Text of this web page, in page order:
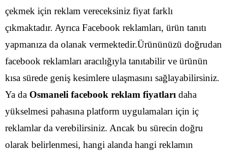
çekmek için reklam vereceksiniz fiyat farklı
çıkmaktadır. Ayrıca Facebook reklamları, ürün tanıtı
yapmanıza da olanak vermektedir.Ürününüzü doğrudan
facebook reklamları aracılığıyla tanıtabilir ve ürünün
kısa sürede geniş kesimlere ulaşmasını sağlayabilirsiniz.
Ya da Osmaneli facebook reklam fiyatları daha
yükselmesi pahasına platform uygulamaları için iç
reklamlar da verebilirsiniz. Ancak bu sürecin doğru
olarak belirlenmesi, hangi alanda hangi reklamın